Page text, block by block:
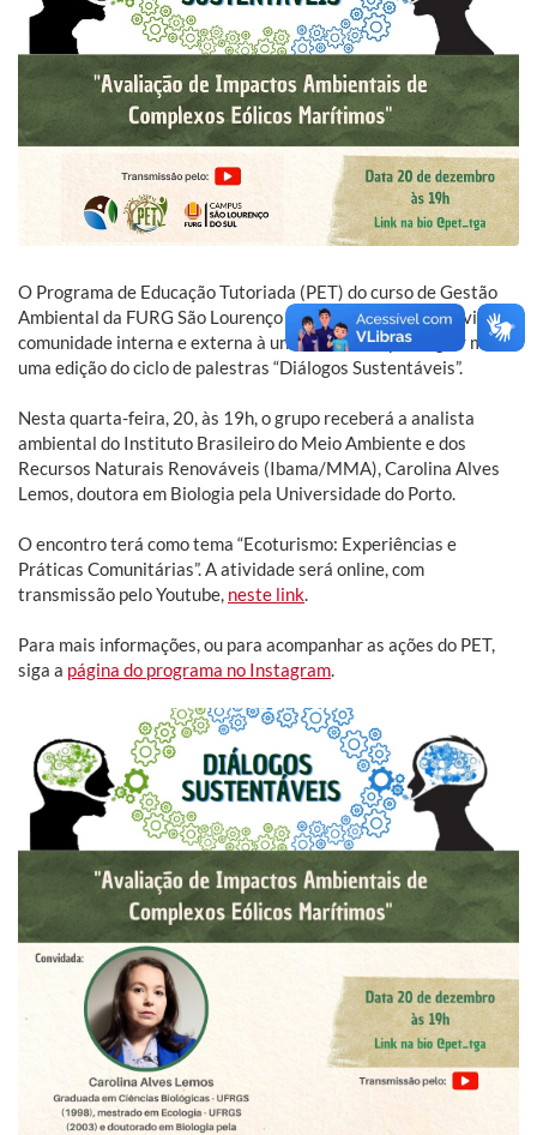
O Programa de Educação Tutoriada (PET) do curso de Gestão
Ambiental da FURG São Lourenço do Sul (FURG-SLS) convida a
comunidade interna e externa à universidade a prestigiar mais
uma edição do ciclo de palestras “Diálogos Sustentáveis”.
Nesta quarta-feira, 20, às 19h, o grupo receberá a analista
ambiental do Instituto Brasileiro do Meio Ambiente e dos
Recursos Naturais Renováveis (Ibama/MMA), Carolina Alves
Lemos, doutora em Biologia pela Universidade do Porto.
O encontro terá como tema “Ecoturismo: Experiências e
Práticas Comunitárias”. A atividade será online, com
transmissão pelo Youtube, neste link.
Para mais informações, ou para acompanhar as ações do PET,
siga a página do programa no Instagram.